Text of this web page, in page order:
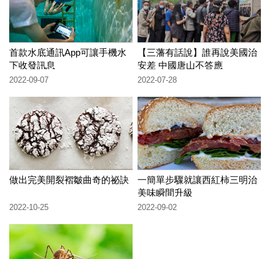
首款水底通訊App可讓手機水
下收發訊息
2022-09-07
【三藩有話說】誰再說美國治
安差 中國唐山不答應
2022-07-28
做出完美開裂褶皺曲奇的祕訣
2022-10-25
一簡單步驟就讓西紅柿三明治
美味瞬間升級
2022-09-02